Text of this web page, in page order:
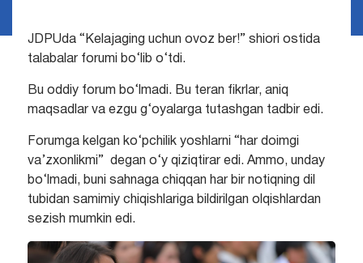
JDPUda “Kelajaging uchun ovoz ber!” shiori ostida
talabalar forumi bo‘lib o‘tdi.
Bu oddiy forum bo‘lmadi. Bu teran fikrlar, aniq
maqsadlar va ezgu g‘oyalarga tutashgan tadbir edi.
Forumga kelgan ko‘pchilik yoshlarni “har doimgi
va’zxonlikmi” degan o‘y qiziqtirar edi. Ammo, unday
bo‘lmadi, buni sahnaga chiqqan har bir notiqning dil
tubidan samimiy chiqishlariga bildirilgan olqishlardan
sezish mumkin edi.